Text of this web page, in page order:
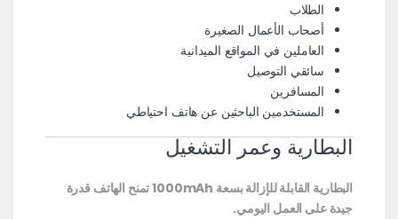
الطلاب
أصحاب الأعمال الصغيرة
العاملين في المواقع الميدانية
سائقي التوصيل
المسافرين
المستخدمين الباحثين عن هاتف احتياطي
البطارية وعمر التشغيل
البطارية القابلة للإزالة بسعة 1000mAh تمنح الهاتف قدرة
جيدة على العمل اليومي.